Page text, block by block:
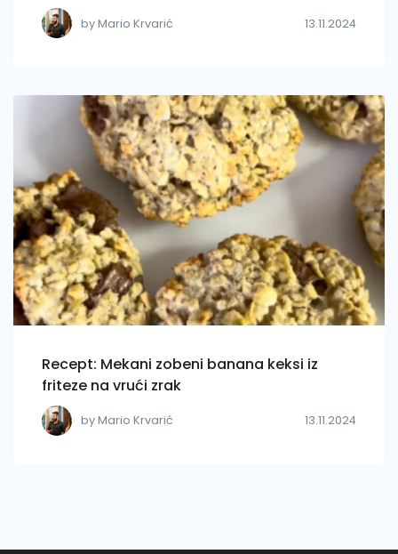
by Mario Krvarić 13.11.2024
Recept: Mekani zobeni banana keksi iz
friteze na vrući zrak
by Mario Krvarić 13.11.2024